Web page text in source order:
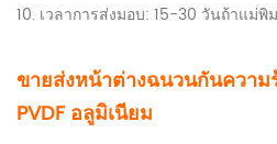
10. เวลาการส่งมอบ: 15-30 วันถ้าแม่พิ
ขายส่งหน้าต่างฉนวนกันความ
PVDF อลูมิเนียม